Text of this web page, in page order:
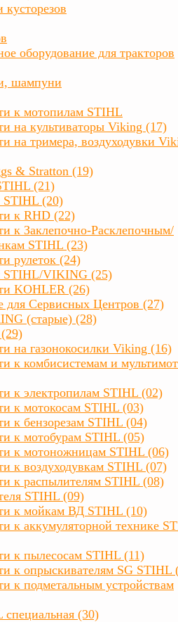
оборудование для тракторов
шампуни
к мотопилам STIHL
на культиваторы Viking (17)
на тримера, воздуходувки
& Stratton (19)
(21)
STIHL (20)
к RHD (22)
к Заклепочно-Расклепочным/
STIHL (23)
рулеток (24)
STIHL/VIKING (25)
KOHLER (26)
для Сервисных Центров (27)
(старые) (28)
на газонокосилки Viking (16)
к комбисистемам и
к электропилам STIHL (02)
к мотокосам STIHL (03)
к бензорезам STIHL (04)
к мотобурам STIHL (05)
к мотоножницам STIHL (06)
к воздуходувкам STIHL (07)
к распылителям STIHL (08)
STIHL (09)
к мойкам ВД STIHL (10)
к аккумуляторной технике
к пылесосам STIHL (11)
к опрыскивателям SG STIHL
к подметальным устройствам
(30)